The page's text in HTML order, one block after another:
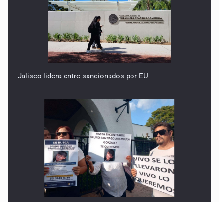
Jalisco lidera entre sancionados por EU